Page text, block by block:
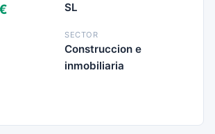
SL
SECTOR
Construccion e
inmobiliaria